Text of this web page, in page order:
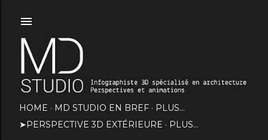
HOME MD STUDIO EN BREF
PLUS…
➤PERSPECTIVE 3D EXTÉRIEURE
PLUS…